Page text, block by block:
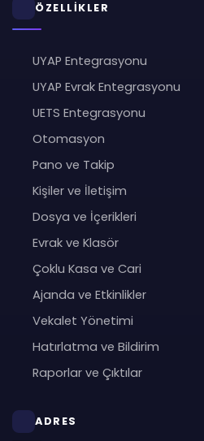
ÖZELLİKLER
UYAP Entegrasyonu
UYAP Evrak Entegrasyonu
UETS Entegrasyonu
Otomasyon
Pano ve Takip
Kişiler ve İletişim
Dosya ve İçerikleri
Evrak ve Klasör
Çoklu Kasa ve Cari
Ajanda ve Etkinlikler
Vekalet Yönetimi
Hatırlatma ve Bildirim
Raporlar ve Çıktılar
ADRES